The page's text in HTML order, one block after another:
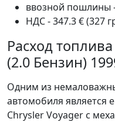
ввозной пошлины
НДС - 347.3 € (327
Расход
(2.0 Бензин)
Одним из
автомобиля является
Chrysler Voyager с